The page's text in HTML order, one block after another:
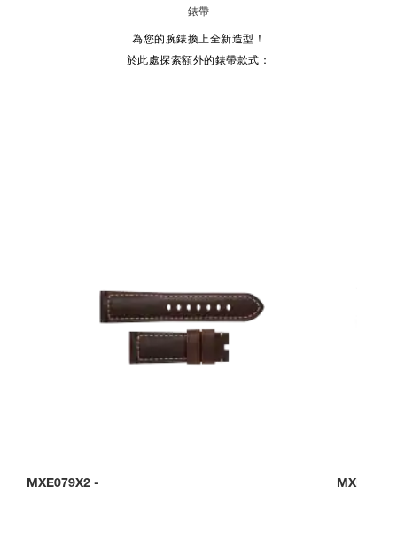
錶帶
為您的腕錶換上全新造型！
於此處探索額外的錶帶款式：
MXE079X2 -